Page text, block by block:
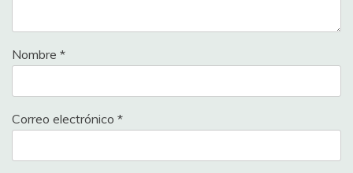
Nombre *
Correo electrónico *